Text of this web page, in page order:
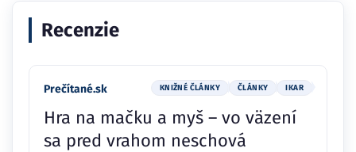
Recenzie
Prečítané.sk KNIŽNÉ ČLÁNKY ČLÁNKY IKAR
Hra na mačku a myš – vo väzení
sa pred vrahom neschová